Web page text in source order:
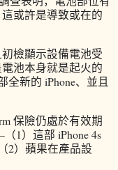
或許是導致或在的
檢顯示設備電池受
池本身就是起火的
全新的 iPhone、並且
保險仍處於有效期
1）這部 iPhone 4s
2）蘋果在產品設